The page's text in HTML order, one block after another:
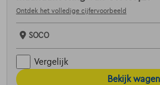
Ontdek het volledige cijfervoorbeeld
SOCO
Vergelijk
Bekijk wagen